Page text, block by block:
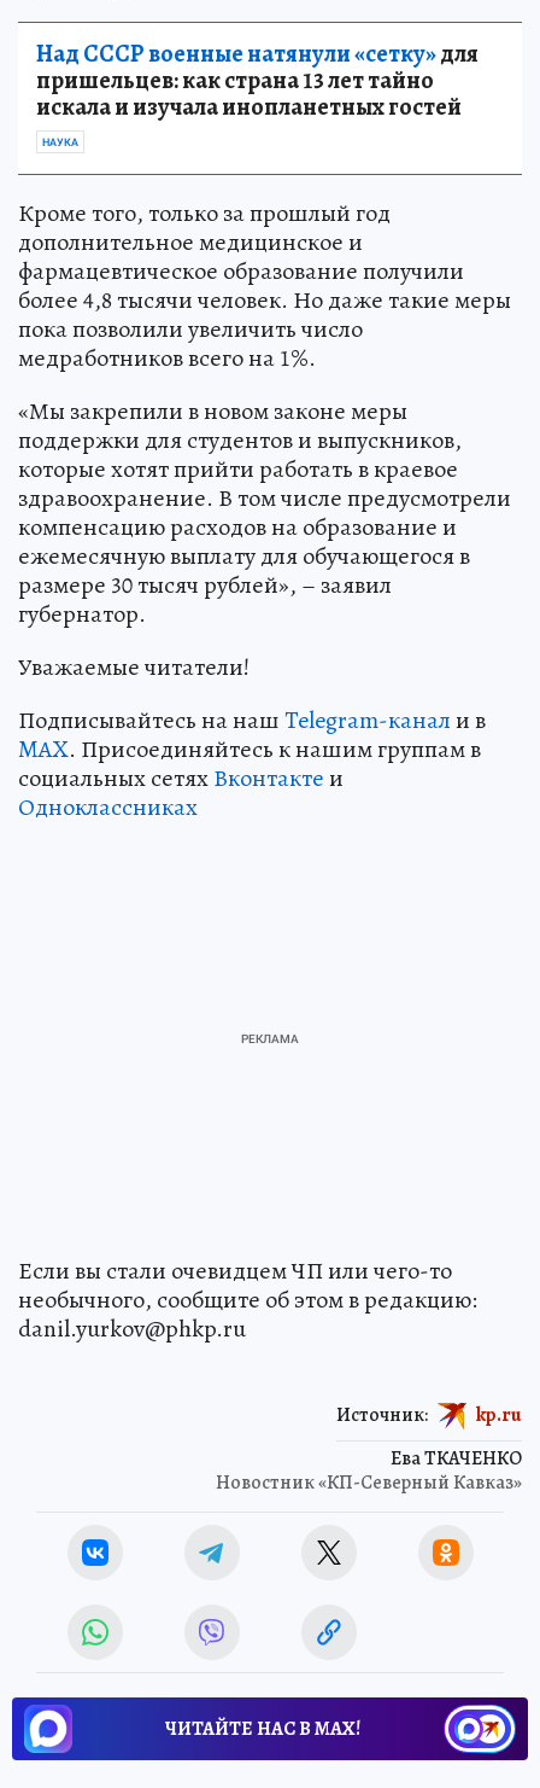
Над СССР военные натянули «сетку»для
пришельцев: как страна 13 лет тайно
искала и изучала инопланетных гостей
НАУКА
Кроме того, только за прошлый год
дополнительное медицинское и
фармацевтическое образование получили
более 4,8 тысячи человек. Но даже такие меры
пока позволили увеличить число
медработников всего на 1%.
«Мы закрепили в новом законе меры
поддержки для студентов и выпускников,
которые хотят прийти работать в краевое
здравоохранение. В том числе предусмотрели
компенсацию расходов на образование и
ежемесячную выплату для обучающегося в
размере 30 тысяч рублей», – заявил
губернатор.
Уважаемые читатели!
Подписывайтесь на нашTelegram-канали в
MAX. Присоединяйтесь к нашим группам в
социальных сетяхВконтактеи
Одноклассниках
Если вы стали очевидцем ЧП или чего-то
необычного, сообщите об этом в редакцию:
danil.yurkov@phkp.ru
Ева ТКАЧЕНКО
Новостник «КП-Северный Кавказ»
Источник: kp.ru
ЧИТАЙТЕ НАС В МАХ!